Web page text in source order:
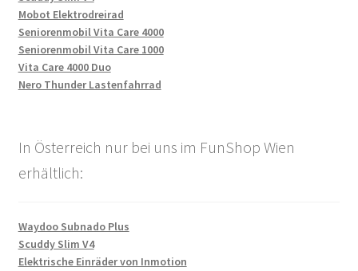
Mobot Elektrodreirad
Seniorenmobil Vita Care 4000
Seniorenmobil Vita Care 1000
Vita Care 4000 Duo
Nero Thunder Lastenfahrrad
In Österreich nur bei uns im FunShop Wien
erhältlich:
Waydoo Subnado Plus
Scuddy Slim V4
Elektrische Einräder von Inmotion